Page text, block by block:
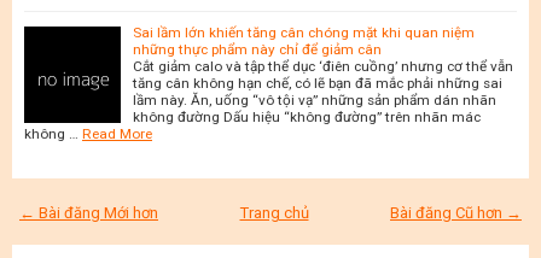
Sai lầm lớn khiến tăng cân chóng mặt khi quan niệm
những thực phẩm này chỉ để giảm cân
Cắt giảm calo và tập thể dục ‘điên cuồng’ nhưng cơ thể vẫn
tăng cân không hạn chế, có lẽ bạn đã mắc phải những sai
lầm này. Ăn, uống “vô tội vạ” những sản phẩm dán nhãn
không đường Dấu hiệu “không đường” trên nhãn mác
không … Read More
← Bài đăng Mới hơn Bài đăng Cũ hơn →
Trang chủ